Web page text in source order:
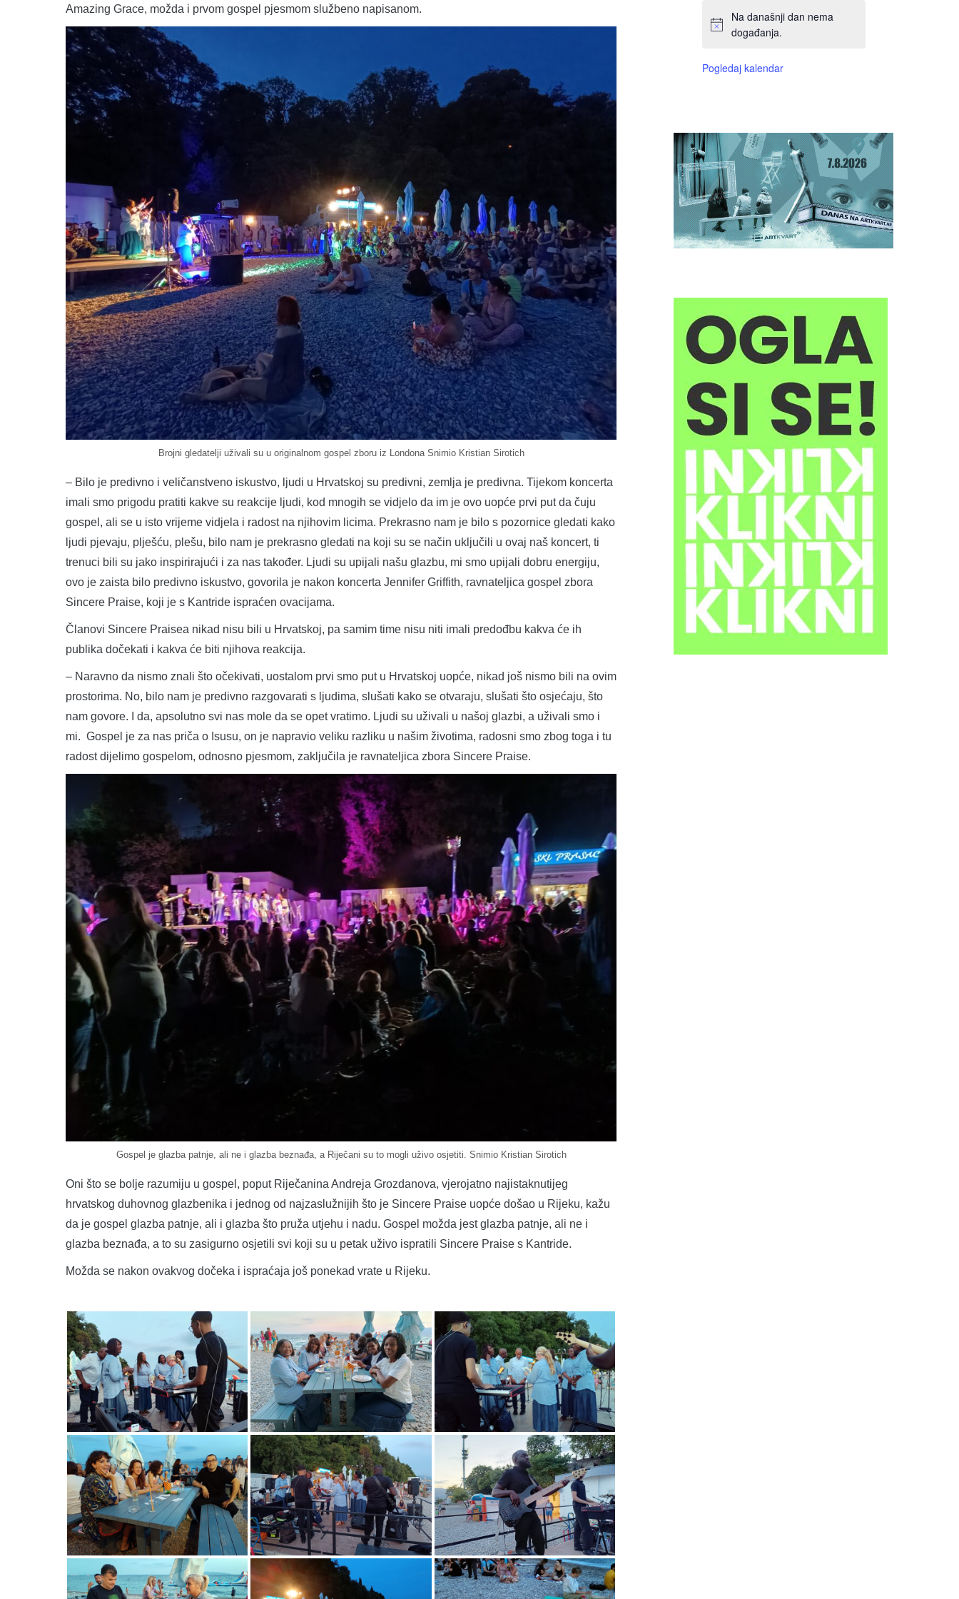
Amazing Grace, možda i prvom gospel pjesmom službeno napisanom.
Brojni gledatelji uživali su u originalnom gospel zboru iz Londona Snimio Kristian Sirotich
– Bilo je predivno i veličanstveno iskustvo, ljudi u Hrvatskoj su predivni, zemlja je predivna. Tijekom koncerta
imali smo prigodu pratiti kakve su reakcije ljudi, kod mnogih se vidjelo da im je ovo uopće prvi put da čuju
gospel, ali se u isto vrijeme vidjela i radost na njihovim licima. Prekrasno nam je bilo s pozornice gledati kako
ljudi pjevaju, plješću, plešu, bilo nam je prekrasno gledati na koji su se način uključili u ovaj naš koncert, ti
trenuci bili su jako inspirirajući i za nas također. Ljudi su upijali našu glazbu, mi smo upijali dobru energiju,
ovo je zaista bilo predivno iskustvo, govorila je nakon koncerta Jennifer Griffith, ravnateljica gospel zbora
Sincere Praise, koji je s Kantride ispraćen ovacijama.
Članovi Sincere Praisea nikad nisu bili u Hrvatskoj, pa samim time nisu niti imali predođbu kakva će ih
publika dočekati i kakva će biti njihova reakcija.
– Naravno da nismo znali što očekivati, uostalom prvi smo put u Hrvatskoj uopće, nikad još nismo bili na ovim
prostorima. No, bilo nam je predivno razgovarati s ljudima, slušati kako se otvaraju, slušati što osjećaju, što
nam govore. I da, apsolutno svi nas mole da se opet vratimo. Ljudi su uživali u našoj glazbi, a uživali smo i
mi. Gospel je za nas priča o Isusu, on je napravio veliku razliku u našim životima, radosni smo zbog toga i tu
radost dijelimo gospelom, odnosno pjesmom, zaključila je ravnateljica zbora Sincere Praise.
Gospel je glazba patnje, ali ne i glazba beznađa, a Riječani su to mogli uživo osjetiti. Snimio Kristian Sirotich
Oni što se bolje razumiju u gospel, poput Riječanina Andreja Grozdanova, vjerojatno najistaknutijeg
hrvatskog duhovnog glazbenika i jednog od najzaslužnijih što je Sincere Praise uopće došao u Rijeku, kažu
da je gospel glazba patnje, ali i glazba što pruža utjehu i nadu. Gospel možda jest glazba patnje, ali ne i
glazba beznađa, a to su zasigurno osjetili svi koji su u petak uživo ispratili Sincere Praise s Kantride.
Možda se nakon ovakvog dočeka i ispraćaja još ponekad vrate u Rijeku.
Na današnji dan nema
događanja.
Pogledaj kalendar